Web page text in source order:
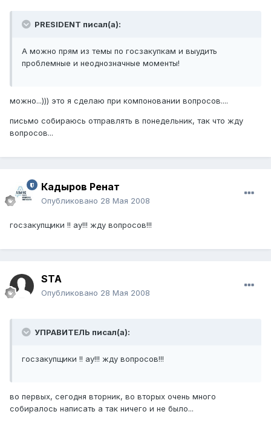
PRESIDENT писал(а):
А можно прям из темы по госзакупкам и выудить
проблемные и неоднозначные моменты!
можно...))) это я сделаю при компоновании вопросов....
письмо собираюсь отправлять в понедельник, так что жду
вопросов...
Кадыров Ренат
Опубликовано 28 Мая 2008
госзакупщики !! ау!!! жду вопросов!!!
STA
Опубликовано 28 Мая 2008
УПРАВИТЕЛЬ писал(а):
госзакупщики !! ау!!! жду вопросов!!!
во первых, сегодня вторник, во вторых очень много
собиралось написать а так ничего и не было...